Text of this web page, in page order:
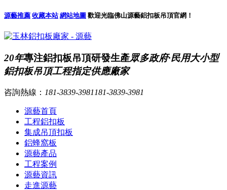
源藝推薦 收藏本站 網站地圖 歡迎光臨佛山源藝鋁扣板吊頂官網！
20年專注鋁扣板吊頂研發生產眾多政府·民用大小型
鋁扣板吊頂工程指定供應廠家
咨詢熱線： 181-3839-3981 181-3839-3981
源藝首頁
工程鋁扣板
集成吊頂扣板
鋁蜂窩板
源藝產品
工程案例
源藝資訊
走進源藝